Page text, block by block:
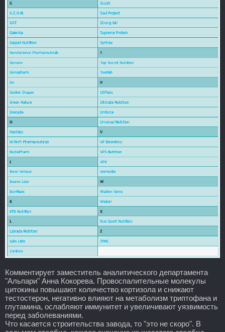
Комментирует заместитель аналитического департамента
"Альпари" Анна Кокорева. Провоспалительные молекулы
цитокины повышают количество кортизола и снижают
тестостерон, негативно влияют на метаболизм триптофана и
глутамина, ослабляют иммунитет и увеличивают уязвимость
перед заболеваниями.
Что касается строительства завода, то "это не скоро". В